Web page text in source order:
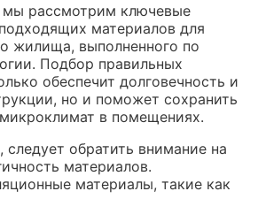
мы рассмотрим ключевые
материалов для
жилища, выполненного по
Подбор правильных
обеспечит долговечность и
но и поможет сохранить
в помещениях.
обратить внимание на
материалов.
материалы, такие как